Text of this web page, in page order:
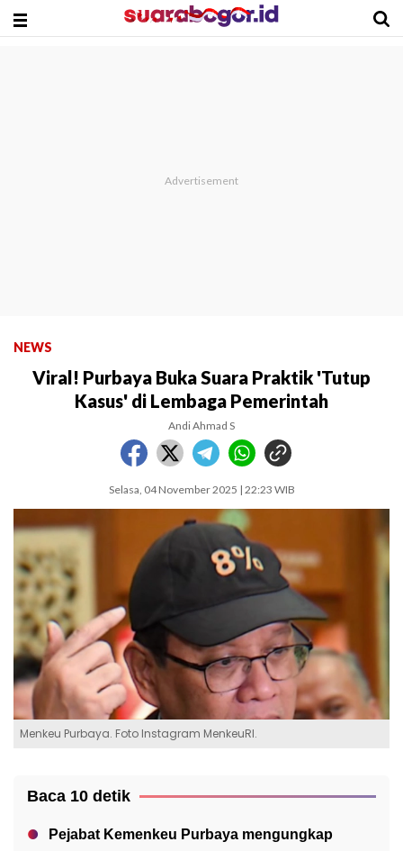
NEWS
Viral! Purbaya Buka Suara Praktik 'Tutup
Kasus' di Lembaga Pemerintah
Andi Ahmad S
Selasa, 04 November 2025 | 22:23 WIB
Menkeu Purbaya. Foto Instagram MenkeuRI.
Baca 10 detik
Pejabat Kemenkeu Purbaya mengungkap